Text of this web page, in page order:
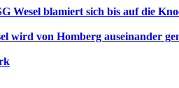
Wesel blamiert sich bis auf die
wird von Homberg auseinander